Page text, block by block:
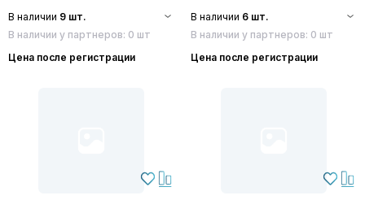
В наличии 9 шт.
В наличии у партнеров: 0 шт
Цена после регистрации
В наличии 6 шт.
В наличии у партнеров: 0 шт
Цена после регистрации